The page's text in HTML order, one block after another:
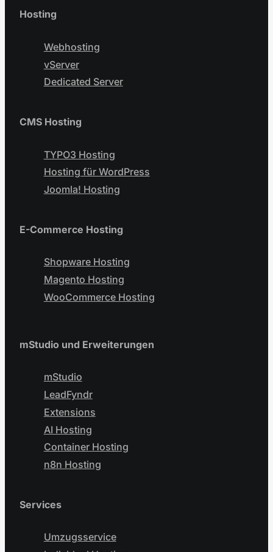
Hosting
Webhosting
vServer
Dedicated Server
CMS Hosting
TYPO3 Hosting
Hosting für WordPress
Joomla! Hosting
E-Commerce Hosting
Shopware Hosting
Magento Hosting
WooCommerce Hosting
mStudio und Erweiterungen
mStudio
LeadFyndr
Extensions
AI Hosting
Container Hosting
n8n Hosting
Services
Umzugsservice